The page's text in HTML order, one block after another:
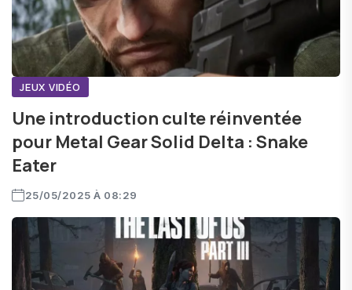
JEUX VIDÉO
Une introduction culte réinventée
pour Metal Gear Solid Delta : Snake
Eater
25/05/2025 À 08:29